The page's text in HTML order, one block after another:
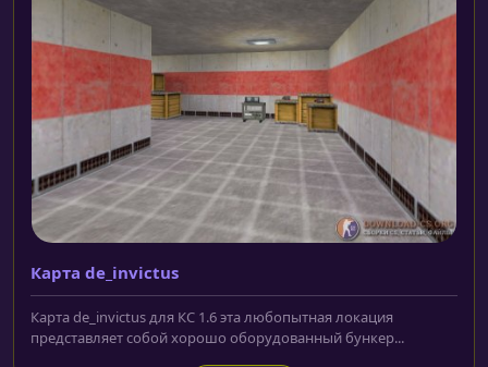
Карта de_invictus
Карта de_invictus для КС 1.6 эта любопытная локация
представляет собой хорошо оборудованный бункер...